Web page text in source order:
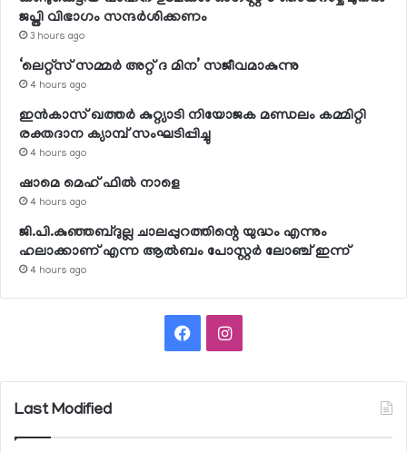
ജപ്തി വിഭാഗം സന്ദര്‍ശിക്കണം
3 hours ago
‘ലെറ്റ്‌സ് സമ്മര്‍ അറ്റ് ദ മിന’ സജീവമാകുന്നു
4 hours ago
ഇന്‍കാസ് ഖത്തര്‍ കുറ്റ്യാടി നിയോജക മണ്ഡലം കമ്മിറ്റി
രക്തദാന ക്യാമ്പ് സംഘടിപ്പിച്ചു
4 hours ago
ഷാമെ മെഹ് ഫില്‍ നാളെ
4 hours ago
ജി.പി.കുഞ്ഞബ്ദുല്ല ചാലപ്പുറത്തിന്റെ യുദ്ധം എന്നും
ഹലാക്കാണ് എന്ന ആല്‍ബം പോസ്റ്റര്‍ ലോഞ്ച് ഇന്ന്
4 hours ago
FacebookInstagram
Last Modified